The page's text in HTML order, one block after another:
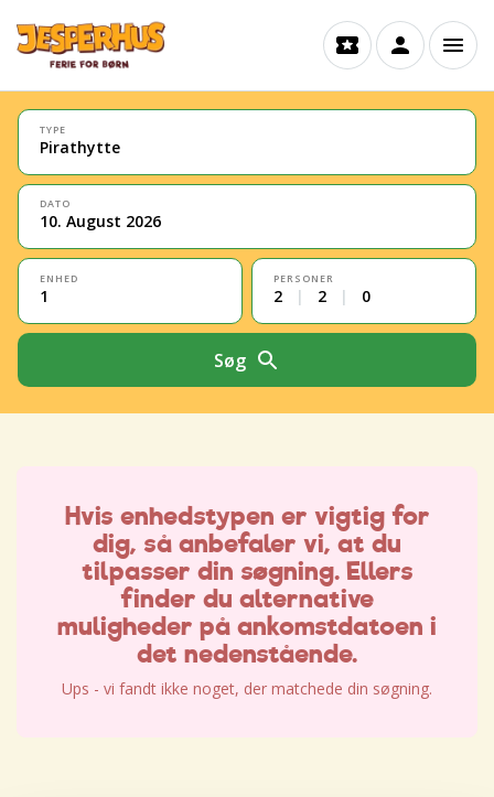
TYPE
Pirathytte
DATO
10. August 2026
ENHED
1
PERSONER
2 | 2 | 0
Søg
Hvis enhedstypen er vigtig for
dig, så anbefaler vi, at du
tilpasser din søgning. Ellers
finder du alternative
muligheder på ankomstdatoen i
det nedenstående.
Ups - vi fandt ikke noget, der matchede din søgning.